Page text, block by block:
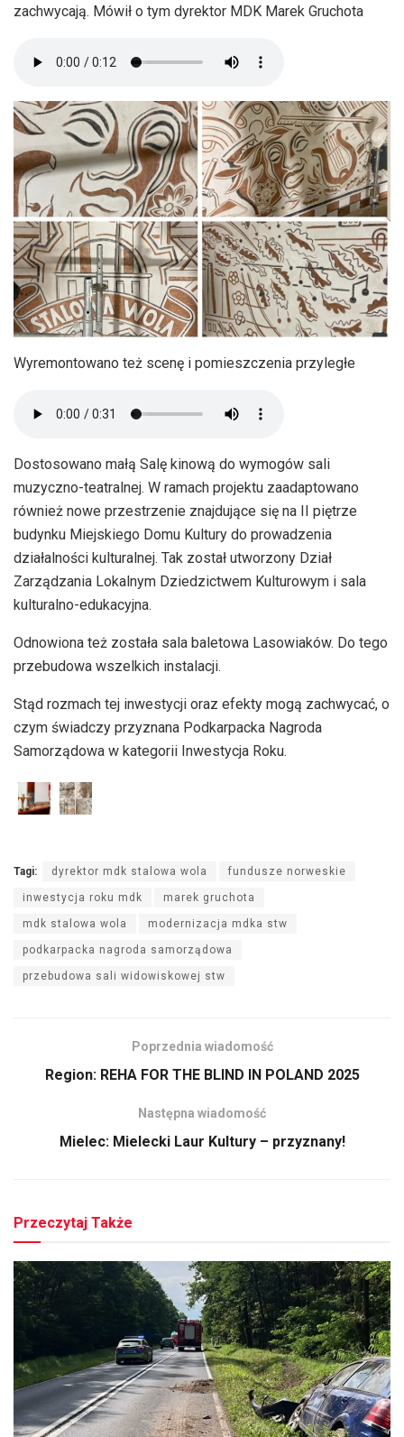
zachwycają. Mówił o tym dyrektor MDK Marek Gruchota
Wyremontowano też scenę i pomieszczenia przyległe
Dostosowano małą Salę kinową do wymogów sali
muzyczno-teatralnej. W ramach projektu zaadaptowano
również nowe przestrzenie znajdujące się na II piętrze
budynku Miejskiego Domu Kultury do prowadzenia
działalności kulturalnej. Tak został utworzony Dział
Zarządzania Lokalnym Dziedzictwem Kulturowym i sala
kulturalno-edukacyjna.
Odnowiona też została sala baletowa Lasowiaków. Do tego
przebudowa wszelkich instalacji.
Stąd rozmach tej inwestycji oraz efekty mogą zachwycać, o
czym świadczy przyznana Podkarpacka Nagroda
Samorządowa w kategorii Inwestycja Roku.
Tagi: dyrektor mdk stalowa wola fundusze norweskie
inwestycja roku mdk marek gruchota
mdk stalowa wola modernizacja mdka stw
podkarpacka nagroda samorządowa
przebudowa sali widowiskowej stw
Poprzednia wiadomość
Region: REHA FOR THE BLIND IN POLAND 2025
Następna wiadomość
Mielec: Mielecki Laur Kultury – przyznany!
Przeczytaj Także